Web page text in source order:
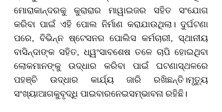
ମୋରାକାନ୍ଦରକୁ କୁରାରାର ମାୱାଇଜର ସହିତ ସଂଯୋଗ
କରିବା ପାଇଁ ଏହି ପୋଲ ନିର୍ମାଣ କରାଯାଉଥିଲା। ଦୁର୍ଘଟଣା
ପରେ, ବିଭିନ୍ନ ଷ୍ଟେସନର ପୋଲିସ କର୍ମଚାରୀ, ସ୍ଥାନୀୟ
ବାସିନ୍ଦାଙ୍କ ସହିତ, ଧ୍ୱଂସାବଶେଷ ତଳେ ଚାପି ହୋଇଥିବା
ଲୋକମାନଙ୍କୁ ଉଦ୍ଧାର କରିବା ପାଇଁ ଘଟଣାସ୍ଥଳରେ
ପହଞ୍ଚି ଉଦ୍ଧାର କାର୍ଯ୍ୟ ଜାରି ରଖିଛନ୍ତି।ମୃତ୍ୟୁ
ସଂଖ୍ୟାଆଗକୁବୃଦ୍ଧି ପାଇବାରନେଇସମ୍ଭାବନା ରହିଛି।